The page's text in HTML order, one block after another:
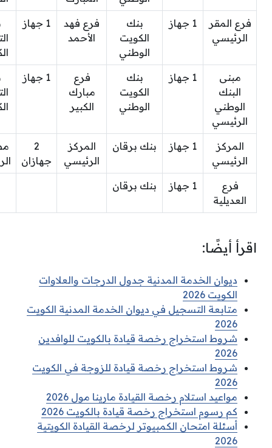
فرع المقر
الرئيسي
1 جهاز
بنك
الكويت
الوطني
فرع فهد
الأحمد
1 جهاز
مبنى
البنك
الوطني
الرئيسي
1 جهاز
بنك
الكويت
الوطني
فرع
مبارك
الكبير
1 جهاز
المركز
الرئيسي
1 جهاز بنك برقان
المركز
الرئيسي
2
جهازان
فرع
العديلية
1 جهاز بنك برقان
اقرأ أيضًا:
ديوان الخدمة المدنية جدول الدرجات والعلاوات
الكويت 2026
متابعة التسجيل في ديوان الخدمة المدنية الكويت
2026
شروط استخراج رخصة قيادة بالكويت للوافدين
2026
شروط استخراج رخصة قيادة للزوجة في الكويت
2026
مواعيد استلام رخصة القيادة مارينا مول 2026
كم رسوم استخراج رخصة قيادة بالكويت 2026
أسئلة امتحان الكمبيوتر لرخصة القيادة الكويتية
2026